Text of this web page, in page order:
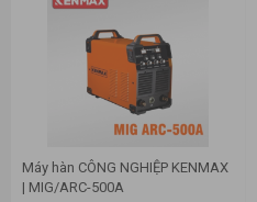
Máy hàn CÔNG NGHIỆP KENMAX
| MIG/ARC-500A